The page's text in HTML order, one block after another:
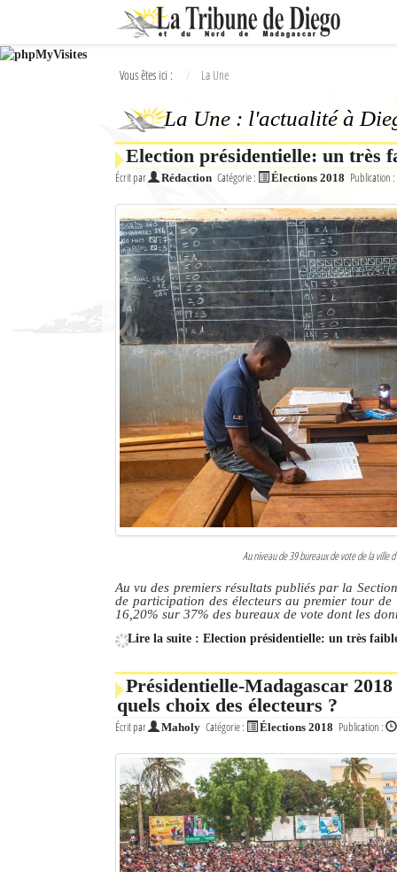
Ok
L'actualité à Diego Suarez
Le Nord de Madagascar
L'actualité du tourisme
Sites touristiques
Vous êtes ici : La Une
La Une : l'actualité à
Election présidentielle: un très
Écrit par Rédaction Catégorie : Élections 2018 Publication :
Au niveau de 39 bureaux de vote de la ville
Au vu des premiers résultats publiés par la
de participation des électeurs au premier tour
16,20% sur 37% des bureaux de vote dont les
Lire la suite : Election présidentielle: un très
Présidentielle-Madagascar
quels choix des électeurs ?
Écrit par Maholy Catégorie : Élections 2018 Publication :